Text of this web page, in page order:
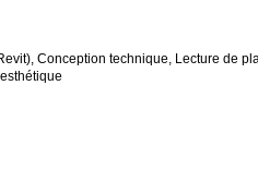
Conception technique, Lecture de